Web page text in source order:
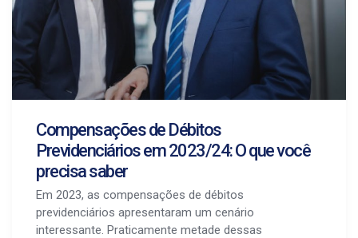
Compensações de Débitos
Previdenciários em 2023/24: O que você
precisa saber
Em 2023, as compensações de débitos
previdenciários apresentaram um cenário
interessante. Praticamente metade dessas